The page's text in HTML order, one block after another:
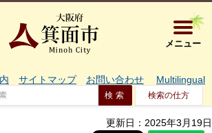
大阪府箕
メニュー
サイトマップ お問い合わせ Multilingual
検索の仕方
更新日：2025年3月19日